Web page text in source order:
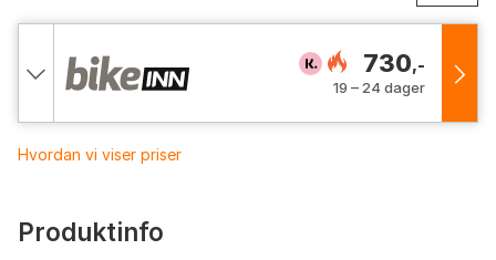
730,-
19 – 24 dager
Hvordan vi viser priser
Produktinfo